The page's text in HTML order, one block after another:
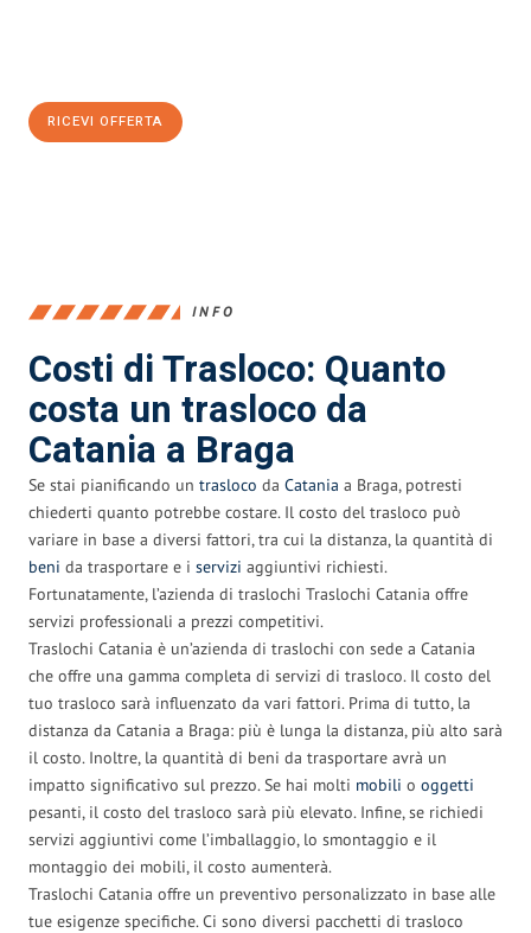
RICEVI OFFERTA
INFO
Costi di Trasloco: Quanto
costa un trasloco da
Catania a Braga
Se stai pianificando un trasloco da Catania a Braga, potresti
chiederti quanto potrebbe costare. Il costo del trasloco può
variare in base a diversi fattori, tra cui la distanza, la quantità di
beni da trasportare e i servizi aggiuntivi richiesti.
Fortunatamente, l’azienda di traslochi Traslochi Catania offre
servizi professionali a prezzi competitivi.
Traslochi Catania è un’azienda di traslochi con sede a Catania
che offre una gamma completa di servizi di trasloco. Il costo del
tuo trasloco sarà influenzato da vari fattori. Prima di tutto, la
distanza da Catania a Braga: più è lunga la distanza, più alto sarà
il costo. Inoltre, la quantità di beni da trasportare avrà un
impatto significativo sul prezzo. Se hai molti mobili o oggetti
pesanti, il costo del trasloco sarà più elevato. Infine, se richiedi
servizi aggiuntivi come l’imballaggio, lo smontaggio e il
montaggio dei mobili, il costo aumenterà.
Traslochi Catania offre un preventivo personalizzato in base alle
tue esigenze specifiche. Ci sono diversi pacchetti di trasloco